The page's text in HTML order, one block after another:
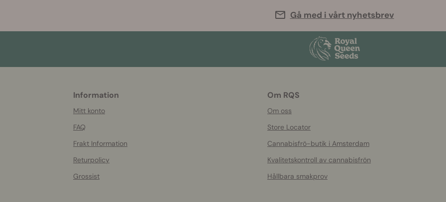
Gå med i vårt nyhetsbrev
Information
Mitt konto
FAQ
Frakt Information
Returpolicy
Grossist
Om RQS
Om oss
Store Locator
Cannabisfrö-butik i Amsterdam
Kvalitetskontroll av cannabisfrön
Hållbara smakprov